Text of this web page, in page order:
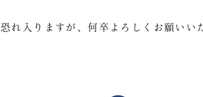
恐れ入りますが、何卒よろしくお願いい